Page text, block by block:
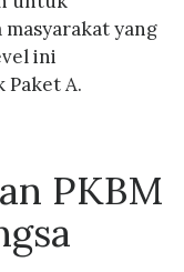
yang
ini
A.
PKBM